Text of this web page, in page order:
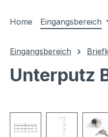
Home Eingangsbereich
Eingangsbereich
Unterputz